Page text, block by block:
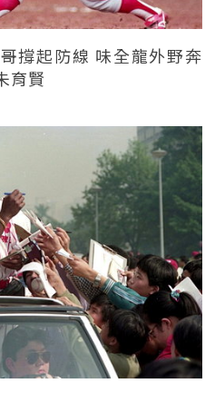
撐起防線 味全龍外野奔
育賢